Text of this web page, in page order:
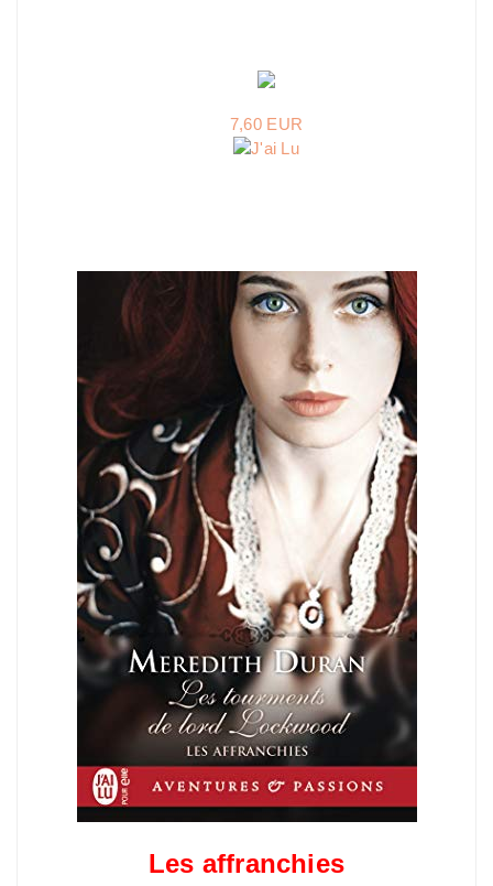
7,60 EUR
Les affranchies